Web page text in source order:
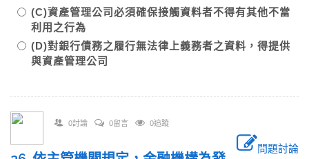
(C)資產管理公司必須確保接觸資料者不得有其他不當
利用之行為
(D)對銀行債務之履行無法律上義務者之資料，得提供
與資產管理公司
0討論 0留言 0追蹤
問題討論